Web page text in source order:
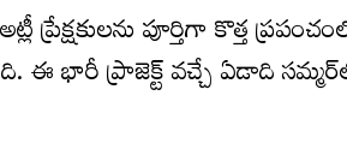
ప్రేక్షకులను పూర్తిగా కొత్త
ఈ భారీ ప్రాజెక్ట్ వచ్చే ఏడాది